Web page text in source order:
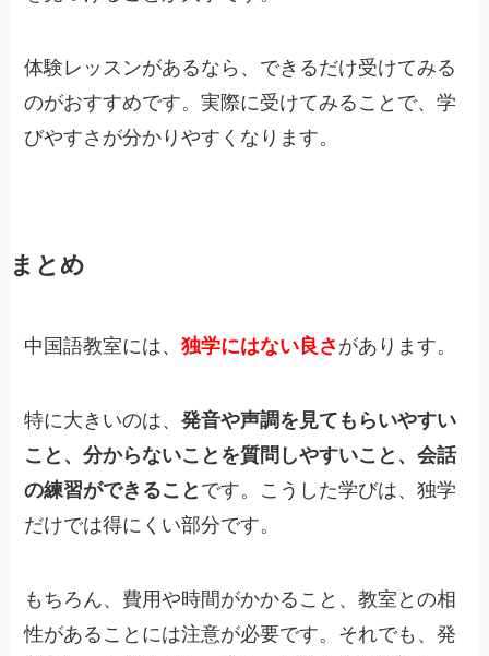
体験レッスンがあるなら、できるだけ受けてみる
のがおすすめです。実際に受けてみることで、学
びやすさが分かりやすくなります。
まとめ
中国語教室には、独学にはない良さ があります。
特に大きいのは、発音や声調を見てもらいやすい
こと、分からないことを質問しやすいこと、会話
の練習ができること です。こうした学びは、独学
だけでは得にくい部分です。
もちろん、費用や時間がかかること、教室との相
性があることには注意が必要です。それでも、発